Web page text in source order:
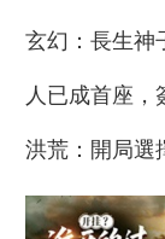
玄幻：長生神
人已成首座，
洪荒：開局選